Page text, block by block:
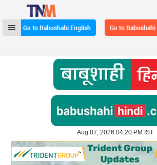
Go to Babushahi English Go to
Aug 07, 2026 04:20 PM IST